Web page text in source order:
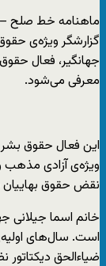
ماهنامه خط صلح –
گزارشگر ویژه‌ی
جهانگیر، فعال
معرفی می‌شود.
ویژه‌ی آزادی مذهب
نقض حقوق بهاییان
است. سال‌های